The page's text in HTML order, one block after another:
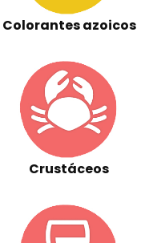
Colorantes azoicos
Crustáceos